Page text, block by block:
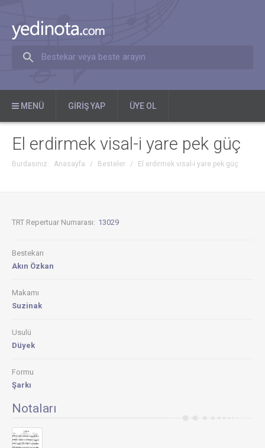
Bestekar veya beste arayın
MENÜ GIRIŞ YAP ÜYE OL
El erdirmek visal-i yare pek güç
Burdasınız: Anasayfa / Besteler / El erdirmek visal-i yare pek güç
TRT Repertuar Numarası: 13029
Bestekarı
Akın Özkan
Makamı
Suzinak
Usulü
Düyek
Formu
Şarkı
Notaları